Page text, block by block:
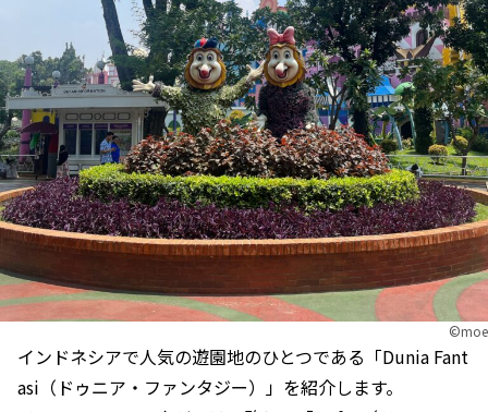
©moe
インドネシアで人気の遊園地のひとつである「Dunia Fant
asi（ドゥニア・ファンタジー）」を紹介します。